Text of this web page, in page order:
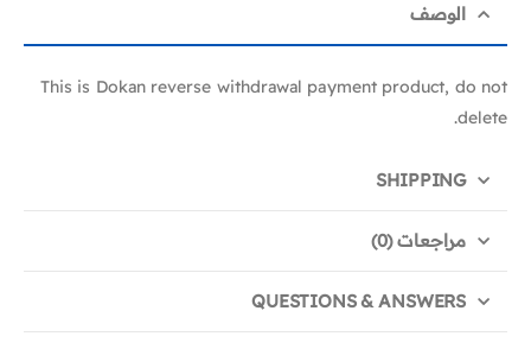
الوصف
This is Dokan reverse withdrawal payment product, do not
delete.
SHIPPING
مراجعات (0)
QUESTIONS & ANSWERS